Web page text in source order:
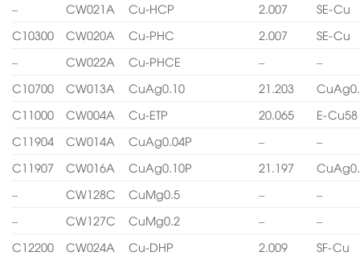
–
CW021A Cu-HCP 2.007
SE-Cu
C10300
CW020A Cu-PHC 2.007
SE-Cu
–
CW022A Cu-PHCE –
–
C10700
CW013A CuAg0.10 21.203
C11000
CW004A Cu-ETP 20.065
E-Cu58
C11904
CW014A CuAg0.04P –
–
C11907
CW016A CuAg0.10P 21.197
–
CW128C CuMg0.5 –
–
–
CW127C CuMg0.2 –
–
C12200
CW024A Cu-DHP 2.009 SF-Cu